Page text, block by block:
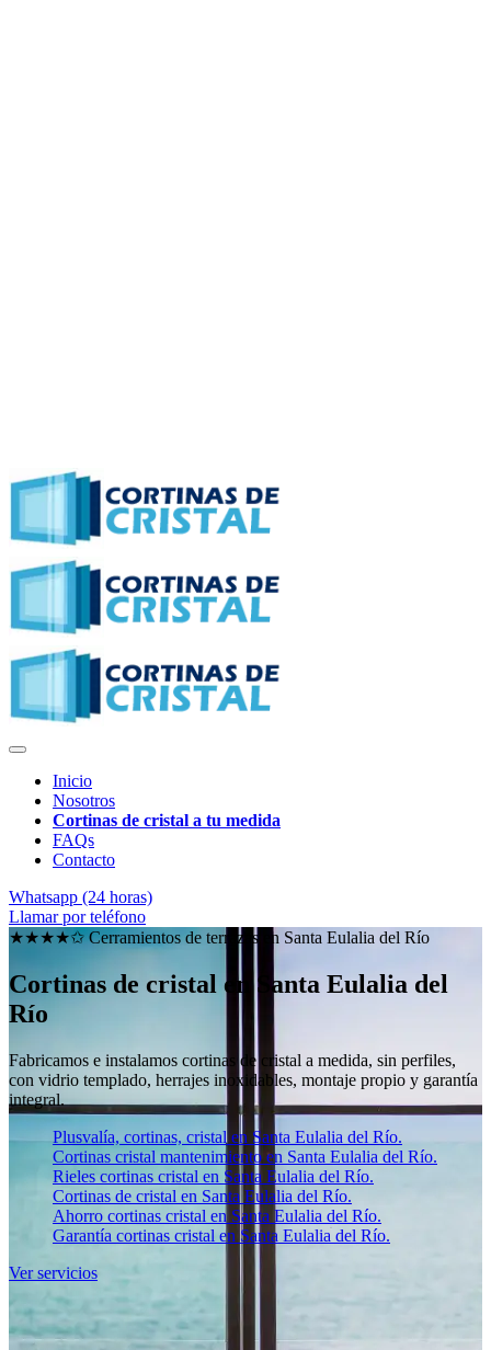
Inicio
Nosotros
Cortinas de cristal a tu medida
FAQs
Contacto
Whatsapp (24 horas)
Llamar por teléfono
★★★★✩ Cerramientos de terrazas en Santa Eulalia del Río
Cortinas de cristal en Santa Eulalia del
Río
Fabricamos e instalamos cortinas de cristal a medida, sin perfiles,
con vidrio templado, herrajes inoxidables, montaje propio y garantía
integral.
Plusvalía, cortinas, cristal en Santa Eulalia del Río.
Cortinas cristal mantenimiento en Santa Eulalia del Río.
Rieles cortinas cristal en Santa Eulalia del Río.
Cortinas de cristal en Santa Eulalia del Río.
Ahorro cortinas cristal en Santa Eulalia del Río.
Garantía cortinas cristal en Santa Eulalia del Río.
Ver servicios